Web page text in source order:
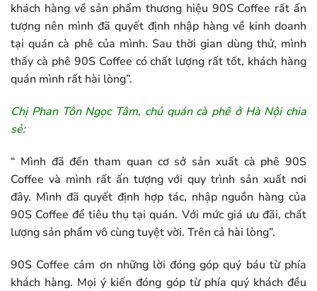
khách hàng về sản phẩm thương hiệu 90S Coffee rất ấn
tượng nên mình đã quyết định nhập hàng về kinh doanh
tại quán cà phê của mình. Sau thời gian dùng thử, mình
thấy cà phê 90S Coffee có chất lượng rất tốt, khách hàng
quán mình rất hài lòng”.
Chị Phan Tôn Ngọc Tâm, chủ quán cà phê ở Hà Nội chia
sẻ:
“ Mình đã đến tham quan cơ sở sản xuất cà phê 90S
Coffee và mình rất ấn tượng với quy trình sản xuất nơi
đây. Mình đã quyết định hợp tác, nhập nguồn hàng của
90S Coffee để tiêu thụ tại quán. Với mức giá ưu đãi, chất
lượng sản phẩm vô cùng tuyệt vời. Trên cả hài lòng”.
90S Coffee cảm ơn những lời đóng góp quý báu từ phía
khách hàng. Mọi ý kiến đóng góp từ phía quý khách đều